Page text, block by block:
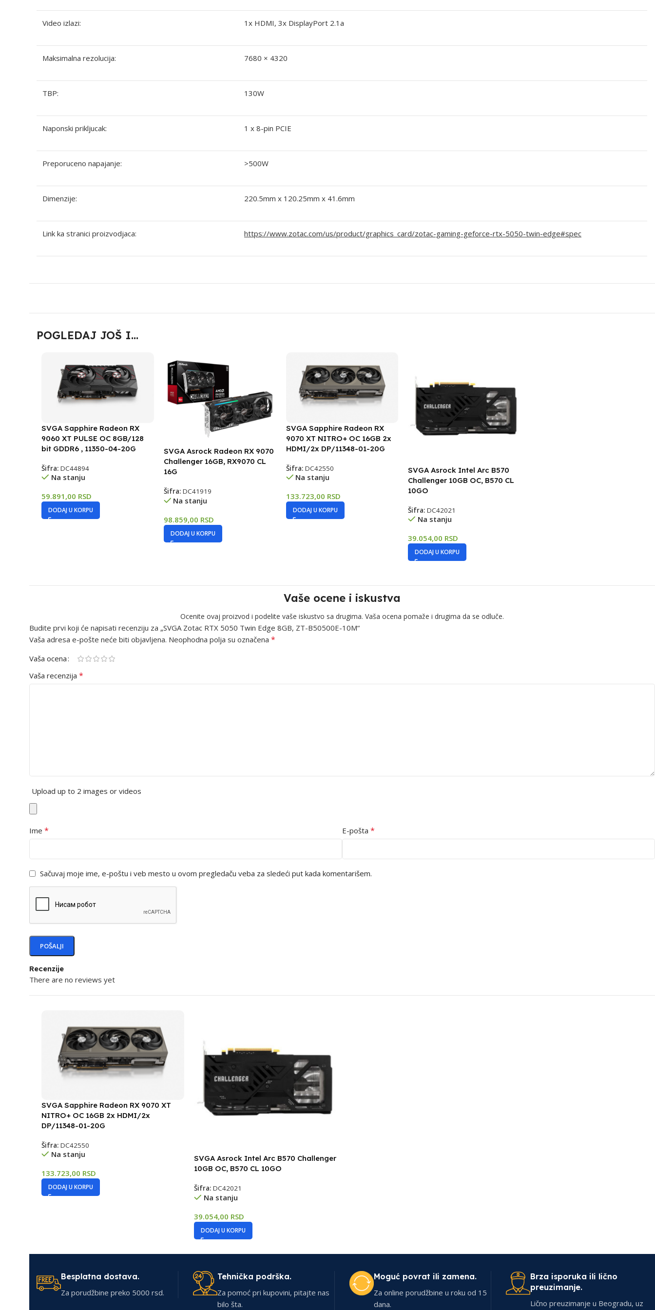
Video izlazi: 1x HDMI, 3x DisplayPort 2.1a
Maksimalna rezolucija: 7680 × 4320
TBP: 130W
Naponski prikljucak: 1 x 8-pin PCIE
Preporuceno napajanje: >500W
Dimenzije: 220.5mm x 120.25mm x 41.6mm
Link ka stranici proizvodjaca: https://www.zotac.com/us/product/graphics_card/zotac-gaming-geforce-rtx-5050-twin-edge#spec
POGLEDAJ JOŠ I...
SVGA Sapphire Radeon RX
9060 XT PULSE OC 8GB/128
bit GDDR6 , 11350-04-20G
Šifra: DC44894
Na stanju
59.891,00 RSD
DODAJ U KORPU
SVGA Asrock Radeon RX 9070
Challenger 16GB, RX9070 CL
16G
Šifra: DC41919
Na stanju
98.859,00 RSD
DODAJ U KORPU
SVGA Sapphire Radeon RX
9070 XT NITRO+ OC 16GB 2x
HDMI/2x DP/11348-01-20G
Šifra: DC42550
Na stanju
133.723,00 RSD
DODAJ U KORPU
SVGA Asrock Intel Arc B570
Challenger 10GB OC, B570 CL
10GO
Šifra:DC42021
Na stanju
39.054,00 RSD
DODAJ U KORPU
Vaše ocene i iskustva
Ocenite ovaj proizvod i podelite vaše iskustvo sa drugima. Vaša ocena pomaže i drugima da se odluče.
Recenzije
There are no reviews yet
Budite prvi koji će napisati recenziju za „SVGA Zotac RTX 5050 Twin Edge 8GB, ZT-B50500E-10M“
Vaša adresa e-pošte neće biti objavljena. Neophodna polja su označena *
Vaša ocena
Vaša recenzija *
Upload up to 2 images or videos
Ime * E-pošta *
Sačuvaj moje ime, e-poštu i veb mesto u ovom pregledaču veba za sledeći put kada komentarišem.
SVGA Sapphire Radeon RX 9070 XT
NITRO+ OC 16GB 2x HDMI/2x
DP/11348-01-20G
Šifra: DC42550
Na stanju
133.723,00 RSD
DODAJ U KORPU
SVGA Asrock Intel Arc B570 Challenger
10GB OC, B570 CL 10GO
Šifra:DC42021
Na stanju
39.054,00 RSD
DODAJ U KORPU
Besplatna dostava.
Za porudžbine preko 5000 rsd.
Tehnička podrška.
Za pomoć pri kupovini, pitajte nas
bilo šta.
Moguć povrat ili zamena.
Za online porudžbine u roku od 15
dana.
Brza isporuka ili lično
preuzimanje.
Lično preuzimanje u Beogradu, uz